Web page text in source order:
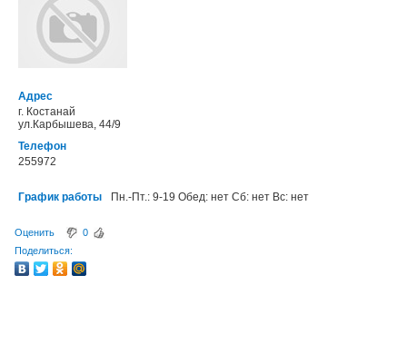
Адрес
г. Костанай
ул.Карбышева, 44/9
Телефон
255972
График работы Пн.-Пт.: 9-19 Обед: нет Сб: нет Вс: нет
Оценить
0
Поделиться: